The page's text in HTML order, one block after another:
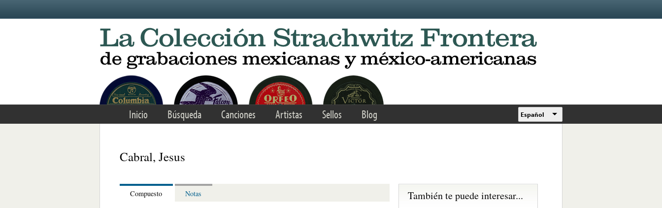
Inicio Búsqueda Canciones Artistas Sellos Blog Español
Cabral, Jesus
Compuesto Notas También te puede interesar...